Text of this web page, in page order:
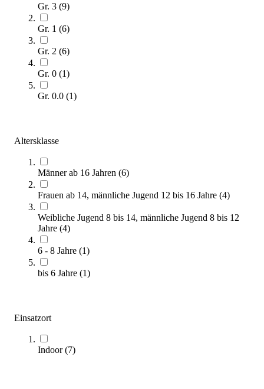
Gr. 3 (9)
Gr. 1 (6)
Gr. 2 (6)
Gr. 0 (1)
Gr. 0.0 (1)
Altersklasse
Männer ab 16 Jahren (6)
Frauen ab 14, männliche Jugend 12 bis 16 Jahre (4)
Weibliche Jugend 8 bis 14, männliche Jugend 8 bis 12
Jahre (4)
6 - 8 Jahre (1)
bis 6 Jahre (1)
Einsatzort
Indoor(7)
Varianten zur Auswahl
Sofort lieferbar
SALE
ab 33,00 €
Zum Produkt
Varianten zur Auswahl
Sofort lieferbar
SALE
hummel® STAR ELITE Handball